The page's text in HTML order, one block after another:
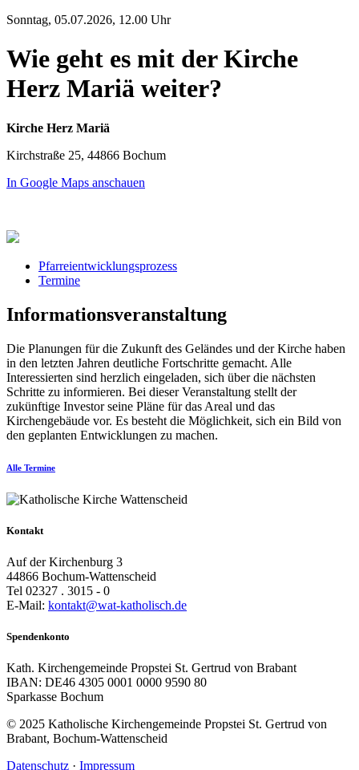
Sonntag, 05.07.2026, 12.00 Uhr
Wie geht es mit der Kirche
Herz Mariä weiter?
Kirche Herz Mariä
Kirchstraße 25, 44866 Bochum
In Google Maps anschauen
Pfarreientwicklungsprozess
Termine
Informationsveranstaltung
Die Planungen für die Zukunft des Geländes und der Kirche haben
in den letzten Jahren deutliche Fortschritte gemacht. Alle
Interessierten sind herzlich eingeladen, sich über die nächsten
Schritte zu informieren. Bei dieser Veranstaltung stellt der
zukünftige Investor seine Pläne für das Areal und das
Kirchengebäude vor. Es besteht die Möglichkeit, sich ein Bild von
den geplanten Entwicklungen zu machen.
Alle Termine
Kontakt
Auf der Kirchenburg 3
44866 Bochum-Wattenscheid
Tel 02327 . 3015 - 0
E-Mail: kontakt@wat-katholisch.de
Spendenkonto
Kath. Kirchengemeinde Propstei St. Gertrud von Brabant
IBAN: DE46 4305 0001 0000 9590 80
Sparkasse Bochum
© 2025 Katholische Kirchengemeinde Propstei St. Gertrud von
Brabant, Bochum-Wattenscheid
Datenschutz · Impressum